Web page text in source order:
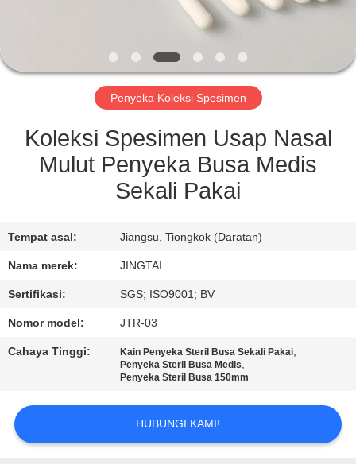
KUALITAS
HUBUNGI
KAMI
KASUS
SITEMAP
PRIVACY
POLICY
Penyeka Koleksi Spesimen
Koleksi Spesimen Usap Nasal
Mulut Penyeka Busa Medis
Sekali Pakai
Tempat asal: Jiangsu, Tiongkok (Daratan)
Nama merek: JINGTAI
Sertifikasi: SGS; ISO9001; BV
Nomor model: JTR-03
Cahaya Tinggi: Kain Penyeka Steril Busa Sekali Pakai,
Penyeka Steril Busa Medis,
Penyeka Steril Busa 150mm
HUBUNGI KAMI!